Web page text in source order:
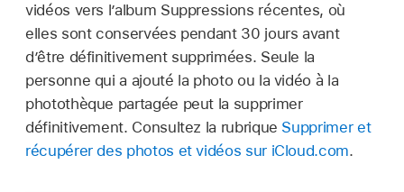
vidéos vers l’album Suppressions récentes, où
elles sont conservées pendant 30 jours avant
d’être définitivement supprimées. Seule la
personne qui a ajouté la photo ou la vidéo à la
photothèque partagée peut la supprimer
définitivement. Consultez la rubrique Supprimer et
récupérer des photos et vidéos sur iCloud.com.